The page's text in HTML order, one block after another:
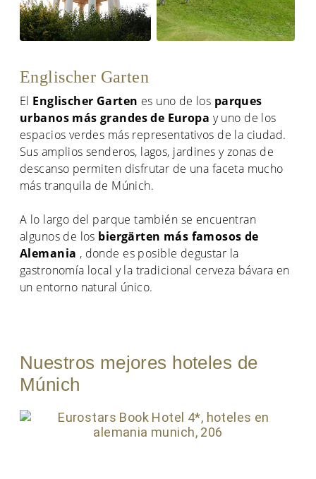
Englischer Garten
El Englischer Garten es uno de los parques
urbanos más grandes de Europa y uno de los
espacios verdes más representativos de la ciudad.
Sus amplios senderos, lagos, jardines y zonas de
descanso permiten disfrutar de una faceta mucho
más tranquila de Múnich.
A lo largo del parque también se encuentran
algunos de los biergärten más famosos de
Alemania , donde es posible degustar la
gastronomía local y la tradicional cerveza bávara en
un entorno natural único.
Nuestros mejores hoteles de
Múnich